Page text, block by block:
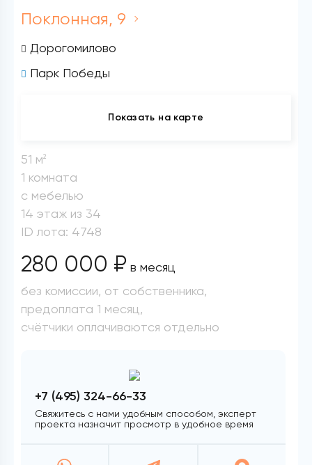
Поклонная, 9
Дорогомилово
Парк Победы
Показать на карте
51 м2
1 комната
с мебелью
14 этаж из 34
ID лота: 4748
280 000 ₽ в месяц
без комиссии, от собственника,
предоплата 1 месяц,
счётчики оплачиваются отдельно
+7 (495) 324-66-33
Свяжитесь с нами удобным способом, эксперт
проекта назначит просмотр в удобное время